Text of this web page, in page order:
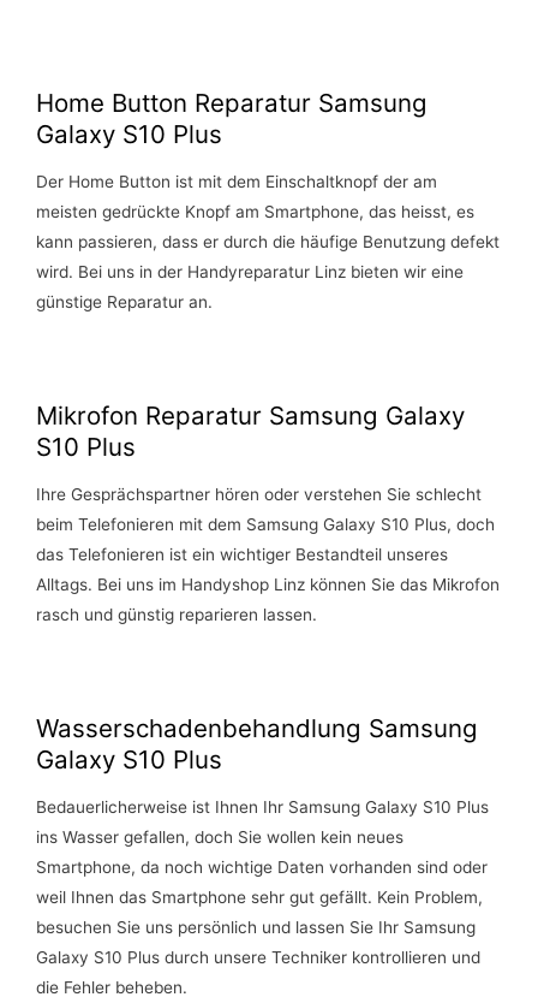
Home Button Reparatur Samsung
Galaxy S10 Plus
Der Home Button ist mit dem Einschaltknopf der am
meisten gedrückte Knopf am Smartphone, das heisst, es
kann passieren, dass er durch die häufige Benutzung defekt
wird. Bei uns in der Handyreparatur Linz bieten wir eine
günstige Reparatur an.
Mikrofon Reparatur Samsung Galaxy
S10 Plus
Ihre Gesprächspartner hören oder verstehen Sie schlecht
beim Telefonieren mit dem Samsung Galaxy S10 Plus, doch
das Telefonieren ist ein wichtiger Bestandteil unseres
Alltags. Bei uns im Handyshop Linz können Sie das Mikrofon
rasch und günstig reparieren lassen.
Wasserschadenbehandlung Samsung
Galaxy S10 Plus
Bedauerlicherweise ist Ihnen Ihr Samsung Galaxy S10 Plus
ins Wasser gefallen, doch Sie wollen kein neues
Smartphone, da noch wichtige Daten vorhanden sind oder
weil Ihnen das Smartphone sehr gut gefällt. Kein Problem,
besuchen Sie uns persönlich und lassen Sie Ihr Samsung
Galaxy S10 Plus durch unsere Techniker kontrollieren und
die Fehler beheben.